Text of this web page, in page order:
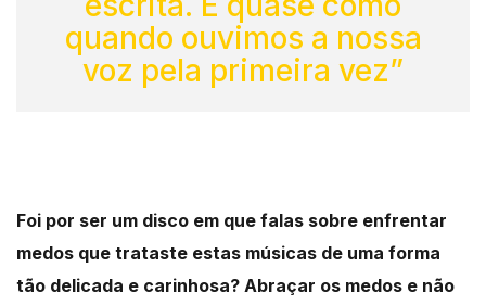
quando ouvimos a nossa
voz pela primeira vez”
Foi por ser um disco em que falas sobre enfrentar
medos que trataste estas músicas de uma forma
tão delicada e carinhosa? Abraçar os medos e não